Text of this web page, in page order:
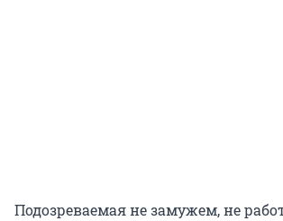
Подозреваемая не замужем, не